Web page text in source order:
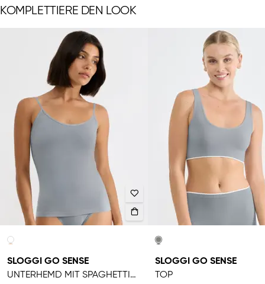
KOMPLETTIERE DEN LOOK
SLOGGI GO SENSE
UNTERHEMD MIT SPAGHETTITRÄGERN
SLOGGI GO SENSE
TOP